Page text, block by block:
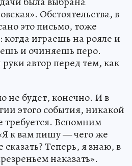
Обстоятельства, в
это письмо, тоже
играешь на рояле и
и очиняешь перо.
автор перед тем, как
не будет, конечно. И в
этого события, никакой
требуется. Вспомним
к вам пишу — чего же
сказать? Теперь, я знаю, в
наказать».